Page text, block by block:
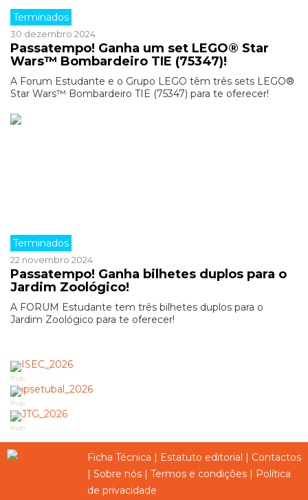
Terminados
30 dezembro 2024
Passatempo! Ganha um set LEGO® Star
Wars™ Bombardeiro TIE (75347)!
A Forum Estudante e o Grupo LEGO têm três sets LEGO®
Star Wars™ Bombardeiro TIE (75347) para te oferecer!
Terminados
22 novembro 2024
Passatempo! Ganha bilhetes duplos para o
Jardim Zoológico!
A FORUM Estudante tem três bilhetes duplos para o
Jardim Zoológico para te oferecer!
Pub
Pub
Pub
Ficha Técnica | Estatuto editorial | Contactos
| Sobre nós | Termos e condições | Política
de privacidade